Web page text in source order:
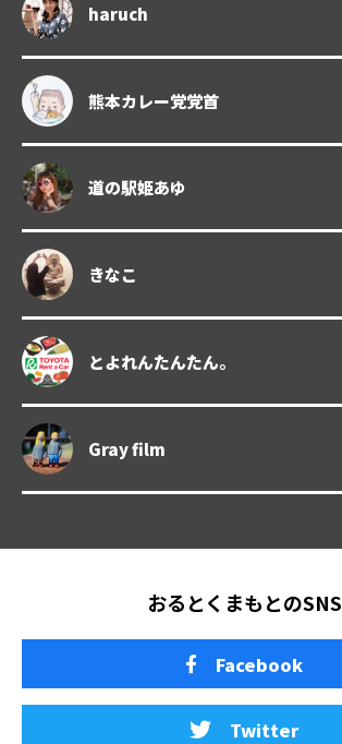
haruch
熊本カレー党党首
道の駅姫あゆ
きなこ
とよれんたんたん。
Gray film
おるとくまもとのSNS
Facebook
Twitter